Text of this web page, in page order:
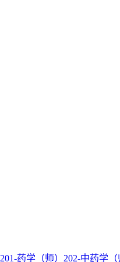
201-药学（师） 202-中药学